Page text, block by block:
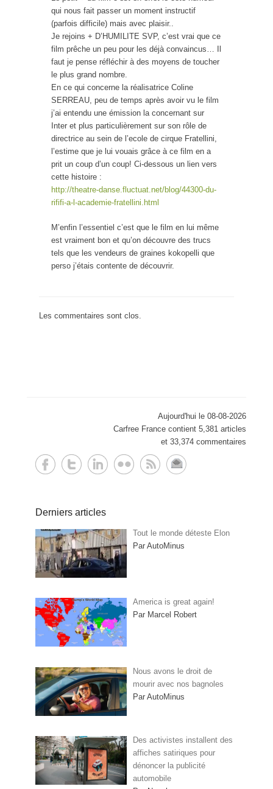
qui nous fait passer un moment instructif
(parfois difficile) mais avec plaisir..
Je rejoins + D’HUMILITE SVP, c’est vrai que ce
film prêche un peu pour les déjà convaincus… Il
faut je pense réfléchir à des moyens de toucher
le plus grand nombre.
En ce qui concerne la réalisatrice Coline
SERREAU, peu de temps après avoir vu le film
j’ai entendu une émission la concernant sur
Inter et plus particulièrement sur son rôle de
directrice au sein de l’ecole de cirque Fratellini,
l’estime que je lui vouais grâce à ce film en a
prit un coup d’un coup! Ci-dessous un lien vers
cette histoire :
http://theatre-danse.fluctuat.net/blog/44300-du-
rififi-a-l-academie-fratellini.html
M’enfin l’essentiel c’est que le film en lui même
est vraiment bon et qu’on découvre des trucs
tels que les vendeurs de graines kokopelli que
perso j’étais contente de découvrir.
Les commentaires sont clos.
Aujourd'hui le 08-08-2026
Carfree France contient 5,381 articles
et 33,374 commentaires
Derniers articles
Tout le monde déteste Elon
Par AutoMinus
America is great again!
Par Marcel Robert
Nous avons le droit de
mourir avec nos bagnoles
Par AutoMinus
Des activistes installent des
affiches satiriques pour
dénoncer la publicité
automobile